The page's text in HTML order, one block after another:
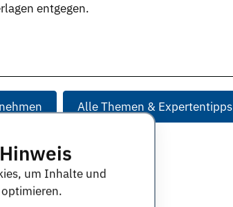
um Inhalte und
optimieren.
entgegen.
Alle Themen & Expertentipps